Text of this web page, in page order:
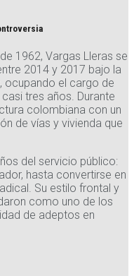
1962, Vargas Lleras se
2014 y 2017 bajo la
ocupando el cargo de
tres años. Durante
colombiana con un
de vías y vivienda que
del servicio público:
hasta convertirse en
Su estilo frontal y
como uno de los
de adeptos en